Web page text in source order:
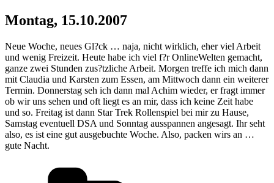
Montag, 15.10.2007
Neue Woche, neues Gl?ck … naja, nicht wirklich, eher viel Arbeit
und wenig Freizeit. Heute habe ich viel f?r OnlineWelten gemacht,
ganze zwei Stunden zus?tzliche Arbeit. Morgen treffe ich mich dann
mit Claudia und Karsten zum Essen, am Mittwoch dann ein weiterer
Termin. Donnerstag seh ich dann mal Achim wieder, er fragt immer
ob wir uns sehen und oft liegt es an mir, dass ich keine Zeit habe
und so. Freitag ist dann Star Trek Rollenspiel bei mir zu Hause,
Samstag eventuell DSA und Sonntag ausspannen angesagt. Ihr seht
also, es ist eine gut ausgebuchte Woche. Also, packen wirs an …
gute Nacht.